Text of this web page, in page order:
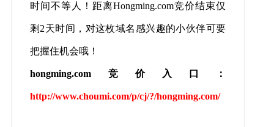
时间不等人！距离Hongming.com竞价结束仅
剩2天时间 ，对这枚域名感兴趣的小伙伴可要
把握住机会哦！
hongming.com竞价入口：
http://www.choumi.com/p/cj/?/hongming.com/